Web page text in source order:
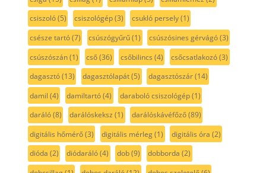
csiszoló(5) csiszológép(3) csukló persely(1)
csésze tartó(7) csúszógyűrű(1) csúszósines gérvágó(3)
csúszószán(1) cső(36) csőbilincs (4) csőcsatlakozó(3)
dagasztó(13) dagasztólapát(5) dagasztószár(14)
damil (4) damiltartó(4) daraboló csiszológép(1)
daráló(8) darálóskeksz (1) darálóskávéfőző(89)
digitális hőmérő(3) digitális mérleg(1) digitális óra (2)
dióda (2) diódaráló(4) dob(9) dobborda (2)